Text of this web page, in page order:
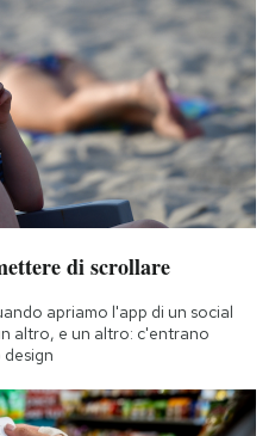
di scrollare
apriamo l'app di un social
altro, e un altro: c'entrano